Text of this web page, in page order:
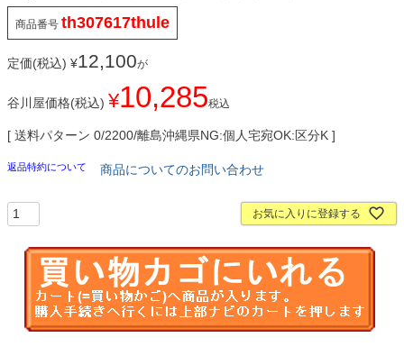
商品番号 th307617thule
定価(税込) ¥12,100が
谷川屋価格(税込) ¥10,285税込
送料パターン 0/2200/離島沖縄県NG:個人宅宛OK:区分K
返品特約について 商品についてのお問い合わせ
お気に入りに登録する